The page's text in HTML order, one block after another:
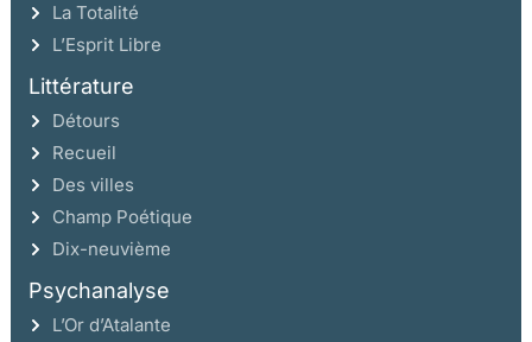
La Totalité
L’Esprit Libre
Littérature
Détours
Recueil
Des villes
Champ Poétique
Dix-neuvième
Psychanalyse
L’Or d’Atalante